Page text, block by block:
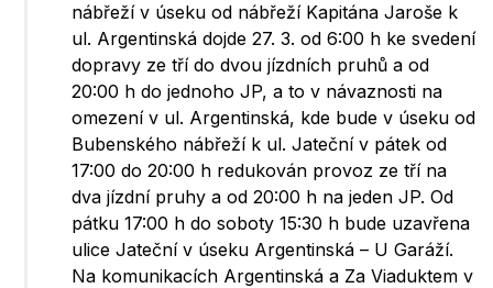
nábřeží v úseku od nábřeží Kapitána Jaroše k
ul. Argentinská dojde 27. 3. od 6:00 h ke svedení
dopravy ze tří do dvou jízdních pruhů a od
20:00 h do jednoho JP, a to v návaznosti na
omezení v ul. Argentinská, kde bude v úseku od
Bubenského nábřeží k ul. Jateční v pátek od
17:00 do 20:00 h redukován provoz ze tří na
dva jízdní pruhy a od 20:00 h na jeden JP. Od
pátku 17:00 h do soboty 15:30 h bude uzavřena
ulice Jateční v úseku Argentinská – U Garáží.
Na komunikacích Argentinská a Za Viaduktem v